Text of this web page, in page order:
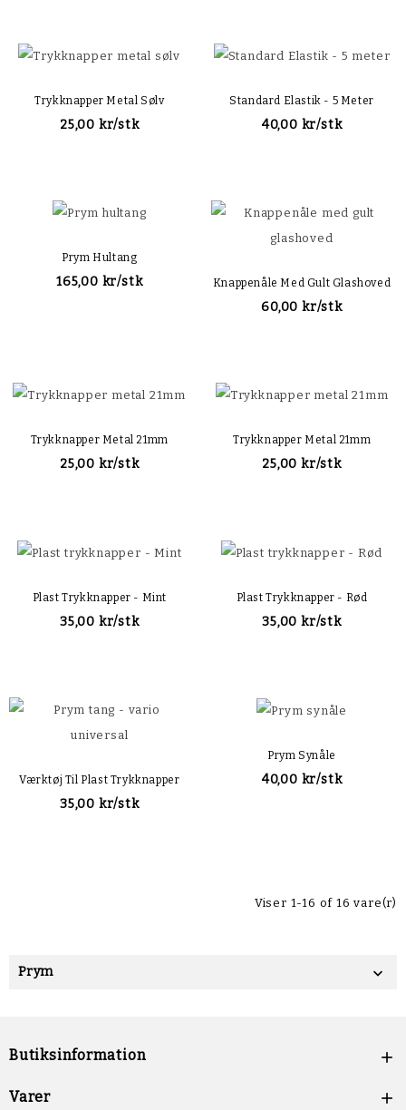
Trykknapper Metal Sølv
25,00 kr/stk
Standard Elastik - 5 Meter
40,00 kr/stk
Prym Hultang
165,00 kr/stk Knappenåle Med Gult Glashoved
60,00 kr/stk
Trykknapper Metal 21mm
25,00 kr/stk
Trykknapper Metal 21mm
25,00 kr/stk
Plast Trykknapper - Mint
35,00 kr/stk
Plast Trykknapper - Rød
35,00 kr/stk
Værktøj Til Plast Trykknapper
35,00 kr/stk
Prym Synåle
40,00 kr/stk
Viser 1-16 of 16 vare(r)
Prym 
Butiksinformation 
Varer 